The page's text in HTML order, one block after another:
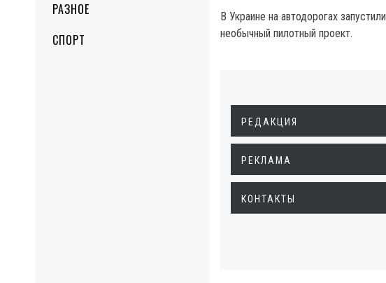
РАЗНОЕ
СПОРТ
В Украине на автодорогах запустили
необычный пилотный проект.
РЕДАКЦИЯ
РЕКЛАМА
КОНТАКТЫ